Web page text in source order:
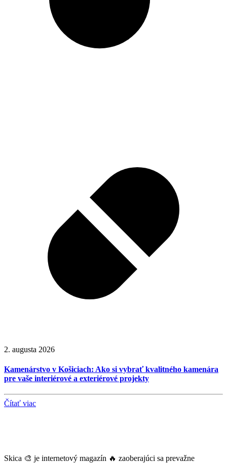
2. augusta 2026
Kamenárstvo v Košiciach: Ako si vybrať kvalitného kamenára
pre vaše interiérové a exteriérové projekty
Čítať viac
Skica 🎨 je internetový magazín 🔥 zaoberajúci sa prevažne